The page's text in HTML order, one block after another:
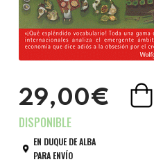
29,00€
EN DUQUE DE ALBA
PARA ENVÍO